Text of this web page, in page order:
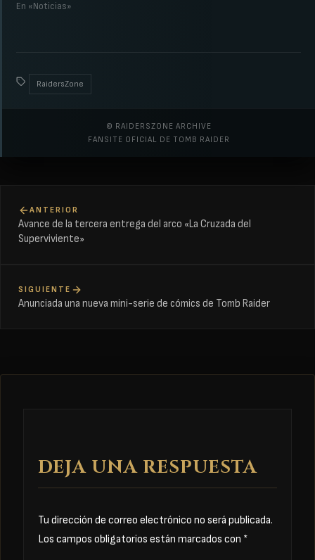
En «Noticias»
RaidersZone
© RAIDERSZONE ARCHIVE
FANSITE OFICIAL DE TOMB RAIDER
ANTERIOR
Avance de la tercera entrega del arco «La Cruzada del
Superviviente»
SIGUIENTE
Anunciada una nueva mini-serie de cómics de Tomb Raider
DEJA UNA RESPUESTA
Tu dirección de correo electrónico no será publicada.
Los campos obligatorios están marcados con *